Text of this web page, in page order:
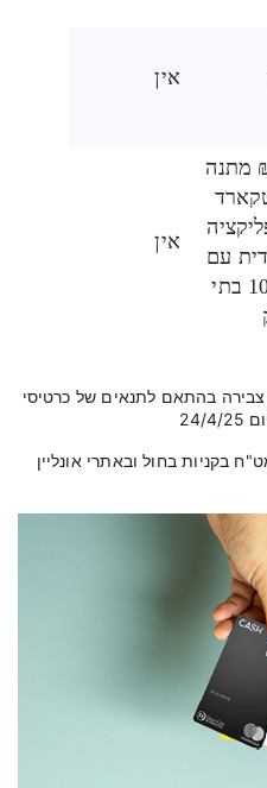
אין
₪ מתנה
עם
כ-100 בתי
אין
בהתאם לתנאים של כרטיסי
בחול ובאתרי אונליין